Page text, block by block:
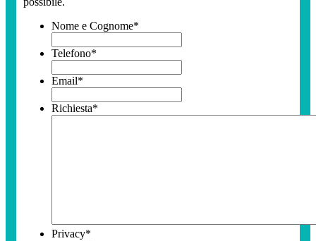
Nome e Cognome*
Telefono*
Email*
Richiesta*
Privacy*